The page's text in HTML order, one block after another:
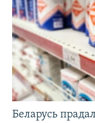
Беларусь